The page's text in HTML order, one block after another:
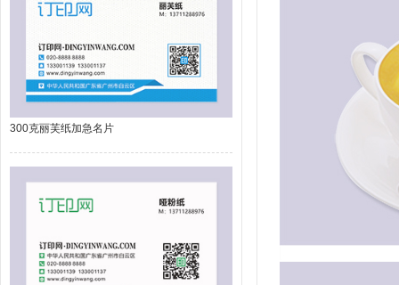
300克丽芙纸加急名片